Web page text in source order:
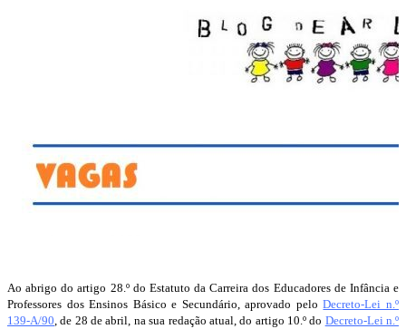
Ao abrigo do artigo 28.º do Estatuto da Carreira dos Educadores de Infância e
Professores dos Ensinos Básico e Secundário, aprovado peloDecreto-Lei n.º
139-A/90, de 28 de abril, na sua redação atual, do artigo 10.º do Decreto-Lei n.º